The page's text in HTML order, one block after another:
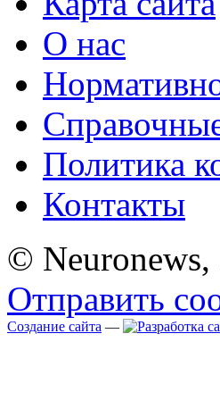
О нас
Политика
Контакты
© Neuronews,
Отправить
Создание сайта —